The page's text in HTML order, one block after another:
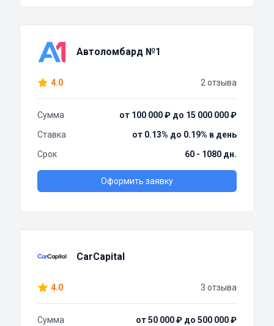
Автоломбард №1
4.0 2 отзыва
Сумма
от 100 000 ₽ до 15 000 000 ₽
Ставка
от 0.13% до 0.19% в день
Срок
60 - 1080 дн.
Оформить заявку
CarCapital
4.0 3 отзыва
Сумма
от 50 000 ₽ до 500 000 ₽